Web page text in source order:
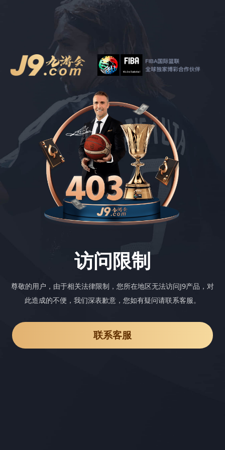
访问限制
尊敬的用户，由于相关法律限制，您所在地区无法访问J9产品，对
此造成的不便，我们深表歉意，您如有疑问请联系客服。
联系客服